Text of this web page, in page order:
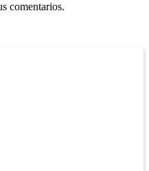
comentarios.